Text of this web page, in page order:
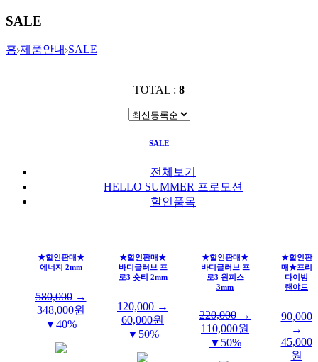
SALE
홈 제품안내 SALE
TOTAL : 8
SALE
전체보기
HELLO SUMMER 프로모션
할인품목
★할인판매★
에너지 2mm
580,000→
348,000원
▼40%
★할인판매★
바디글러브 프
로3 숏티 2mm
120,000 →
60,000원
▼50%
★할인판매★
바디글러브 프
로3 원피스
3mm
220,000 →
110,000원
▼50%
★할인판
매★프리
다이빙
랜야드
90,000
→
45,000
원